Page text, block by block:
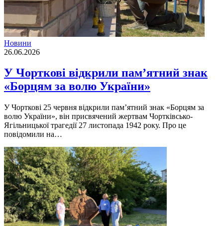
Новини
26.06.2026
У Чорткові відкрили пам’ятний знак
«Борцям за волю України»
У Чорткові 25 червня відкрили пам’ятний знак «Борцям за
волю України», він присвячений жертвам Чортківсько-
Ягільницької трагедії 27 листопада 1942 року. Про це
повідомили на…